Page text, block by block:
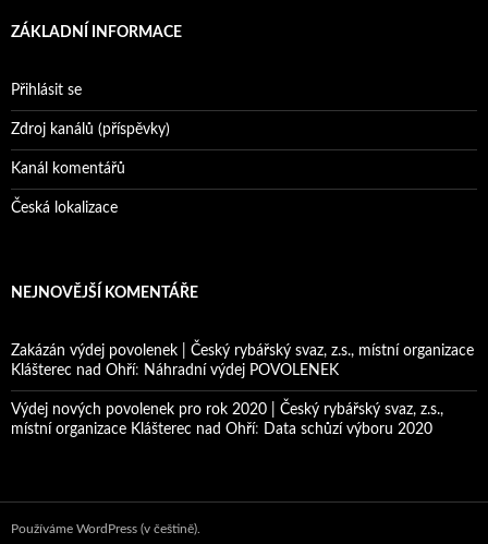
ZÁKLADNÍ INFORMACE
Přihlásit se
Zdroj kanálů (příspěvky)
Kanál komentářů
Česká lokalizace
NEJNOVĚJŠÍ KOMENTÁŘE
Zakázán výdej povolenek | Český rybářský svaz, z.s., místní organizace
Klášterec nad Ohří: Náhradní výdej POVOLENEK
Výdej nových povolenek pro rok 2020 | Český rybářský svaz, z.s.,
místní organizace Klášterec nad Ohří: Data schůzí výboru 2020
Používáme WordPress (v češtině).